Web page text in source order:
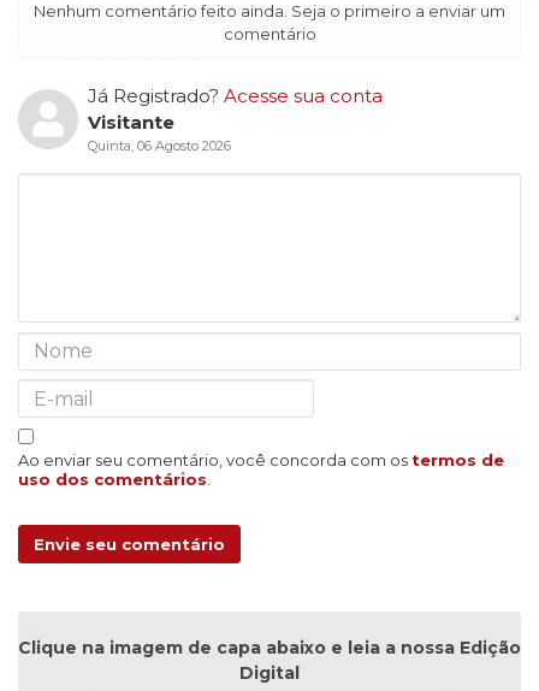
Nenhum comentário feito ainda. Seja o primeiro a enviar um
comentário
Já Registrado? Acesse sua conta
Visitante
Quinta, 06 Agosto 2026
Ao enviar seu comentário, você concorda com os termos de
uso dos comentários
Envie seu comentário
Clique na imagem de capa abaixo e leia a nossa Edição
Digital